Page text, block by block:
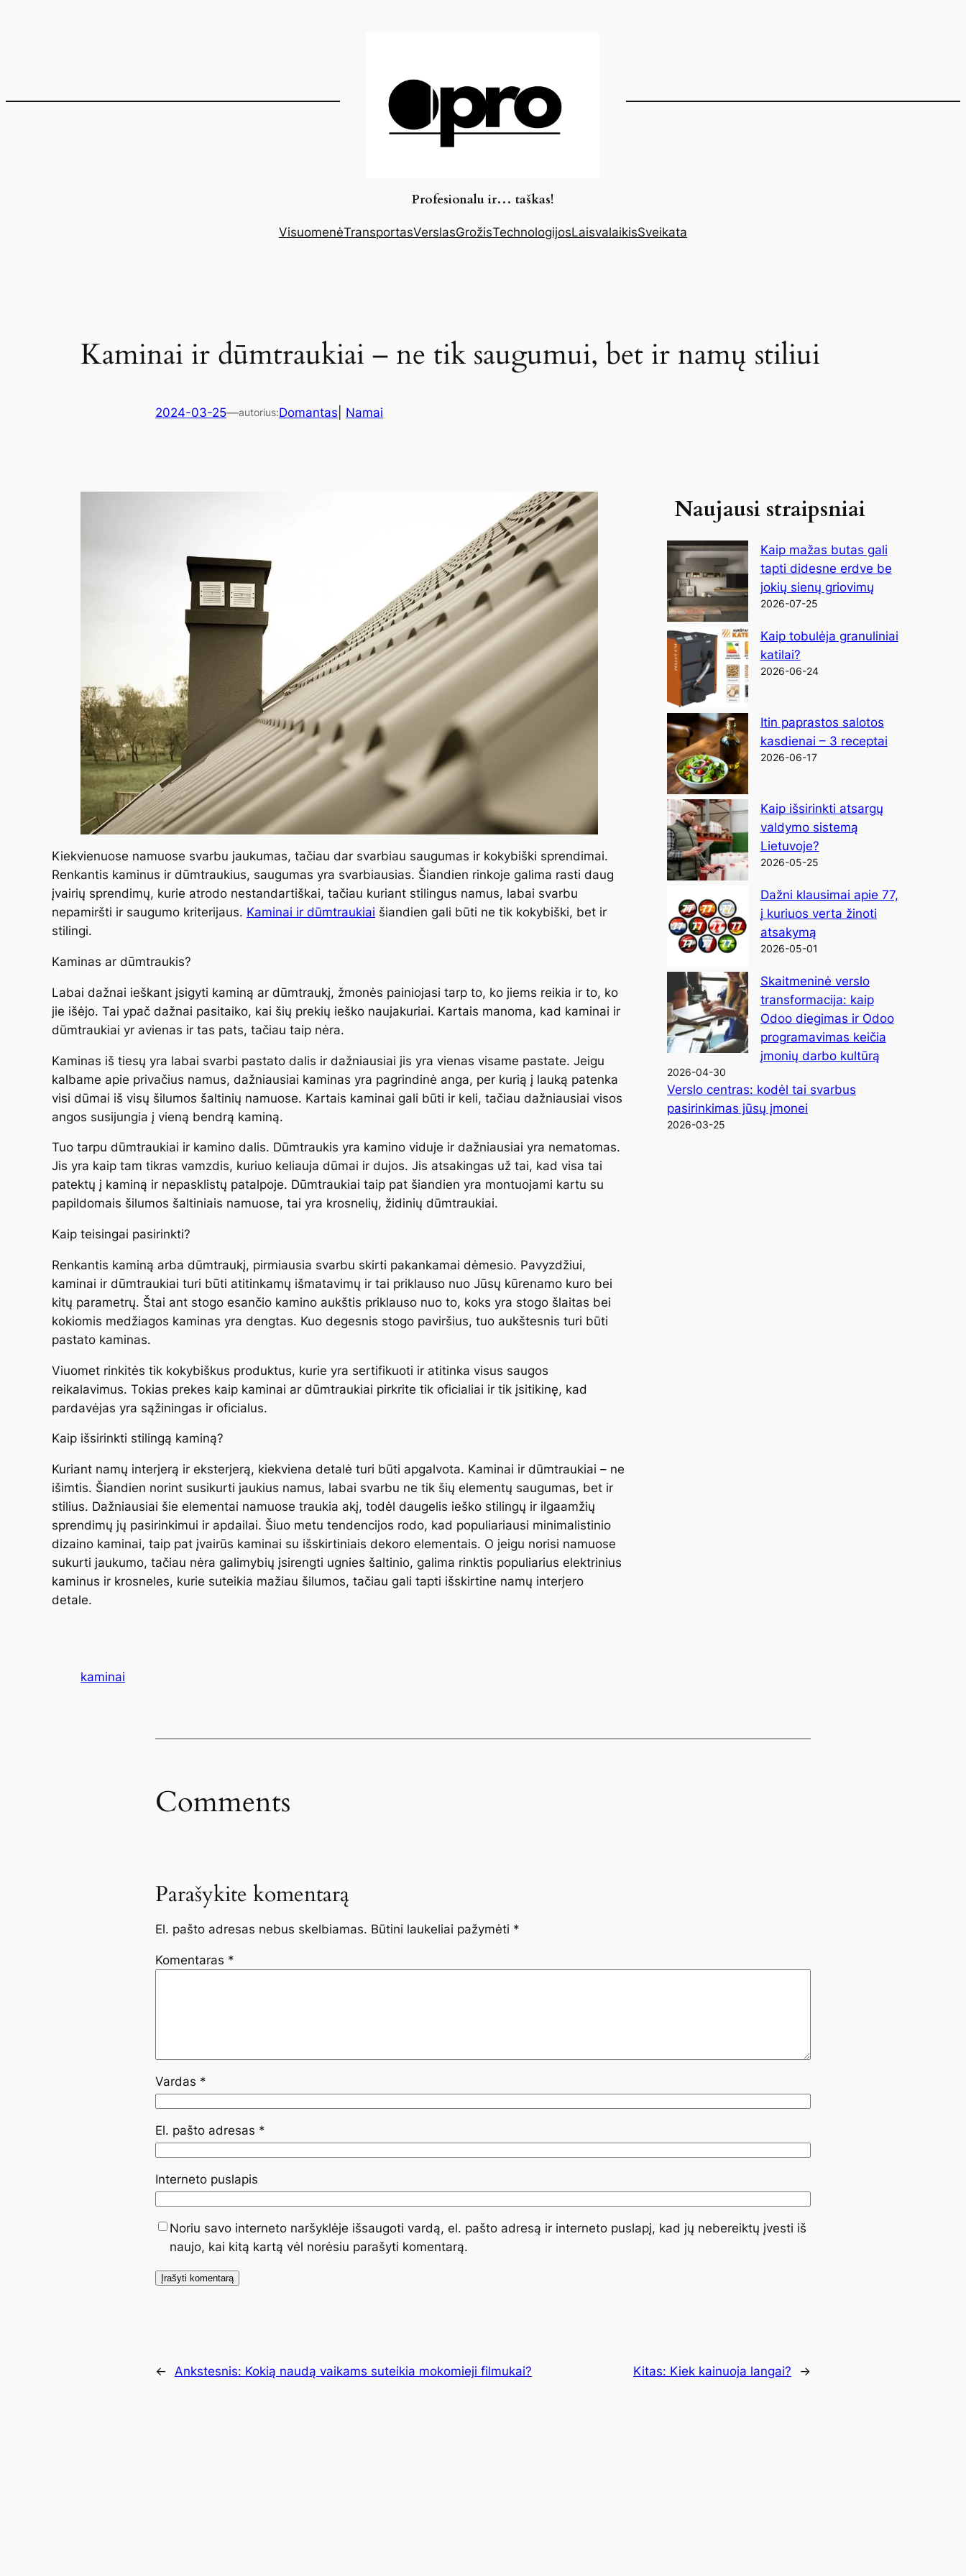
Profesionalu ir… taškas!
VisuomenėTransportasVerslasGrožisTechnologijosLaisvalaikisSveikata
Kaminai ir dūmtraukiai – ne tik saugumui, bet ir namų stiliui
2024-03-25—autorius:Domantas Namai
Kiekvienuose namuose svarbu jaukumas, tačiau dar svarbiau saugumas ir kokybiški sprendimai.
Renkantis kaminus ir dūmtraukius, saugumas yra svarbiausias. Šiandien rinkoje galima rasti daug
įvairių sprendimų, kurie atrodo nestandartiškai, tačiau kuriant stilingus namus, labai svarbu
nepamiršti ir saugumo kriterijaus. Kaminai ir dūmtraukiai šiandien gali būti ne tik kokybiški, bet ir
stilingi.
Kaminas ar dūmtraukis?
Labai dažnai ieškant įsigyti kaminą ar dūmtraukį, žmonės painiojasi tarp to, ko jiems reikia ir to, ko
jie išėjo. Tai ypač dažnai pasitaiko, kai šių prekių ieško naujakuriai. Kartais manoma, kad kaminai ir
dūmtraukiai yr avienas ir tas pats, tačiau taip nėra.
Kaminas iš tiesų yra labai svarbi pastato dalis ir dažniausiai jis yra vienas visame pastate. Jeigu
kalbame apie privačius namus, dažniausiai kaminas yra pagrindinė anga, per kurią į lauką patenka
visi dūmai iš visų šilumos šaltinių namuose. Kartais kaminai gali būti ir keli, tačiau dažniausiai visos
angos susijungia į vieną bendrą kaminą.
Tuo tarpu dūmtraukiai ir kamino dalis. Dūmtraukis yra kamino viduje ir dažniausiai yra nematomas.
Jis yra kaip tam tikras vamzdis, kuriuo keliauja dūmai ir dujos. Jis atsakingas už tai, kad visa tai
patektų į kaminą ir nepasklistų patalpoje. Dūmtraukiai taip pat šiandien yra montuojami kartu su
papildomais šilumos šaltiniais namuose, tai yra krosnelių, židinių dūmtraukiai.
Kaip teisingai pasirinkti?
Renkantis kaminą arba dūmtraukį, pirmiausia svarbu skirti pakankamai dėmesio. Pavyzdžiui,
kaminai ir dūmtraukiai turi būti atitinkamų išmatavimų ir tai priklauso nuo Jūsų kūrenamo kuro bei
kitų parametrų. Štai ant stogo esančio kamino aukštis priklauso nuo to, koks yra stogo šlaitas bei
kokiomis medžiagos kaminas yra dengtas. Kuo degesnis stogo paviršius, tuo aukštesnis turi būti
pastato kaminas.
Viuomet rinkitės tik kokybiškus produktus, kurie yra sertifikuoti ir atitinka visus saugos
reikalavimus. Tokias prekes kaip kaminai ar dūmtraukiai pirkrite tik oficialiai ir tik įsitikinę, kad
pardavėjas yra sąžiningas ir oficialus.
Kaip išsirinkti stilingą kaminą?
Kuriant namų interjerą ir eksterjerą, kiekviena detalė turi būti apgalvota. Kaminai ir dūmtraukiai – ne
išimtis. Šiandien norint susikurti jaukius namus, labai svarbu ne tik šių elementų saugumas, bet ir
stilius. Dažniausiai šie elementai namuose traukia akį, todėl daugelis ieško stilingų ir ilgaamžių
sprendimų jų pasirinkimui ir apdailai. Šiuo metu tendencijos rodo, kad populiariausi minimalistinio
dizaino kaminai, taip pat įvairūs kaminai su išskirtiniais dekoro elementais. O jeigu norisi namuose
sukurti jaukumo, tačiau nėra galimybių įsirengti ugnies šaltinio, galima rinktis populiarius elektrinius
kaminus ir krosneles, kurie suteikia mažiau šilumos, tačiau gali tapti išskirtine namų interjero
detale.
Naujausi straipsniai
Kaip mažas butas gali
tapti didesne erdve be
jokių sienų griovimų
2026-07-25
Kaip tobulėja granuliniai
katilai?
2026-06-24
Itin paprastos salotos
kasdienai – 3 receptai
2026-06-17
Kaip išsirinkti atsargų
valdymo sistemą
Lietuvoje?
2026-05-25
Dažni klausimai apie 77,
į kuriuos verta žinoti
atsakymą
2026-05-01
Skaitmeninė verslo
transformacija: kaip
Odoo diegimas ir Odoo
programavimas keičia
įmonių darbo kultūrą
2026-04-30
Verslo centras: kodėl tai svarbus
pasirinkimas jūsų įmonei
2026-03-25
kaminai
Comments
Parašykite komentarą
El. pašto adresas nebus skelbiamas. Būtini laukeliai pažymėti *
Komentaras *
Vardas *
El. pašto adresas *
Interneto puslapis
Noriu savo interneto naršyklėje išsaugoti vardą, el. pašto adresą ir interneto puslapį, kad jų nebereiktų įvesti iš
naujo, kai kitą kartą vėl norėsiu parašyti komentarą.
← Ankstesnis: Kokią naudą vaikams suteikia mokomieji filmukai? Kitas: Kiek kainuoja langai? →